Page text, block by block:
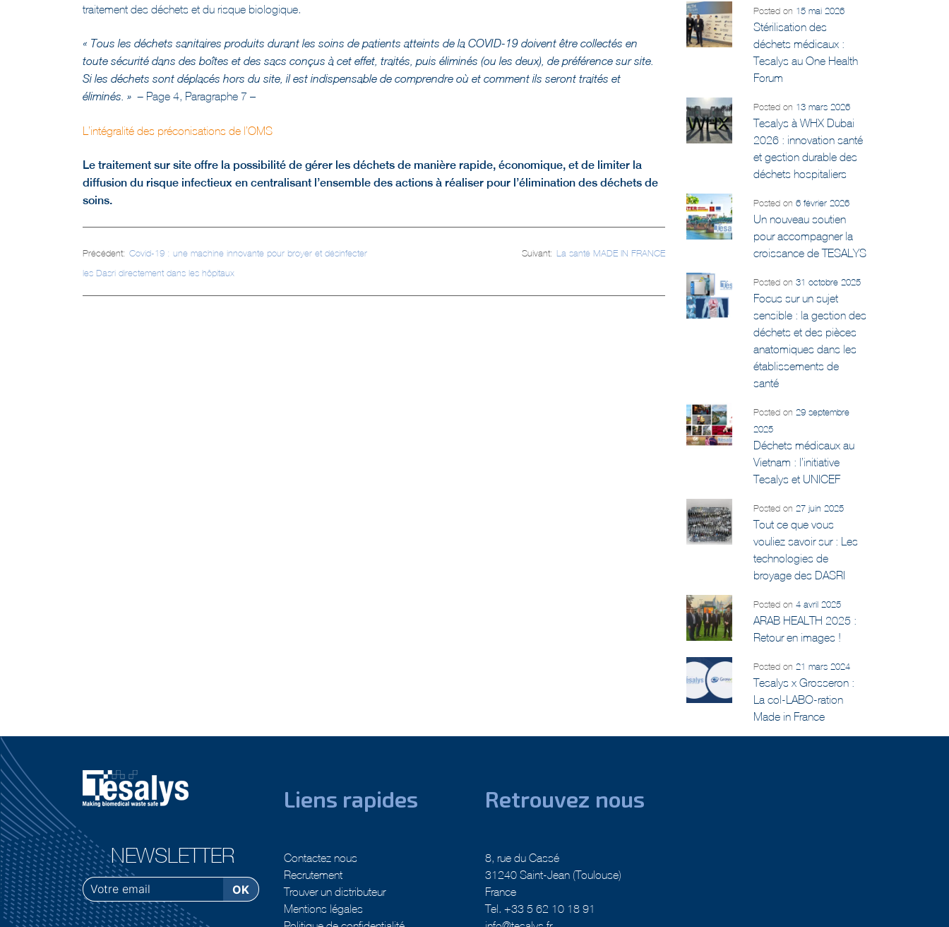
traitement des déchets et du risque biologique.
« Tous les déchets sanitaires produits durant les soins de patients atteints de la COVID-19 doivent être collectés en
toute sécurité dans des boîtes et des sacs conçus à cet effet, traités, puis éliminés (ou les deux), de préférence sur site.
Si les déchets sont déplacés hors du site, il est indispensable de comprendre où et comment ils seront traités et
éliminés. » – Page 4, Paragraphe 7 –
L’intégralité des préconisations de l’OMS
Le traitement sur site offre la possibilité de gérer les déchets de manière rapide, économique, et de limiter la
diffusion du risque infectieux en centralisant l’ensemble des actions à réaliser pour l’élimination des déchets de
soins.
de
l’article
Précédent: Covid-19 : une machine innovante pour broyer et désinfecter
les Dasri directement dans les hôpitaux
Suivant: La santé MADE IN FRANCE
Posted on 15 mai 2026
Stérilisation des
déchets médicaux :
Tesalys au One Health
Forum
Posted on 13 mars 2026
Tesalys à WHX Dubai
2026 : innovation santé
et gestion durable des
déchets hospitaliers
Posted on 6 février 2026
Un nouveau soutien
pour accompagner la
croissance de TESALYS
Posted on 31 octobre 2025
Focus sur un sujet
sensible : la gestion des
déchets et des pièces
anatomiques dans les
établissements de
santé
Posted on 29 septembre
2025
Déchets médicaux au
Vietnam : l’initiative
Tesalys et UNICEF
Posted on 27 juin 2025
Tout ce que vous
vouliez savoir sur : Les
technologies de
broyage des DASRI
Posted on 4 avril 2025
ARAB HEALTH 2025 :
Retour en images !
Posted on 21 mars 2024
Tesalys x Grosseron :
La col-LABO-ration
Made in France
NEWSLETTER
Liens rapides
Contactez nous
Recrutement
Trouver un distributeur
Mentions légales
Retrouvez nous
8, rue du Cassé
31240 Saint-Jean (Toulouse)
France
Tel. +33 5 62 10 18 91